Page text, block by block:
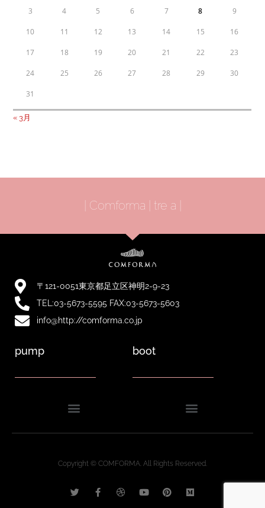
3 4 5 6 7 8 9
10 11 12 13 14 15 16
17 18 19 20 21 22 23
24 25 26 27 28 29 30
31
« 3月
| Comforma | tre a |
〒121-0051東京都足立区神明2-9-23
TEL:03-5673-5595 FAX:03-5673-5603
info@http://comforma.co.jp
pump boot
Copyright © COMFORMA. All Rights Reserved.